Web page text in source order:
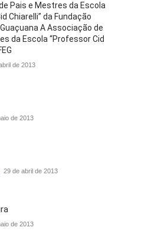
Pais e Mestres da Escola
Chiarelli” da Fundação
A Associação de
da Escola “Professor Cid
de 2013
de 2013
29 de abril de 2013
de 2013